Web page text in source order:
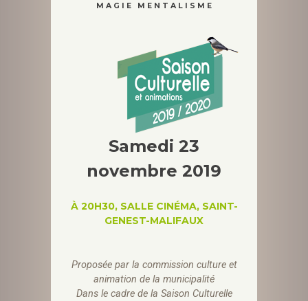
M A G I E M E N T A L I S M E
Samedi 23
novembre 2019
À 20H30, SALLE CINÉMA, SAINT-
GENEST-MALIFAUX
Proposée par la commission culture et
animation de la municipalité
Dans le cadre de la Saison Culturelle